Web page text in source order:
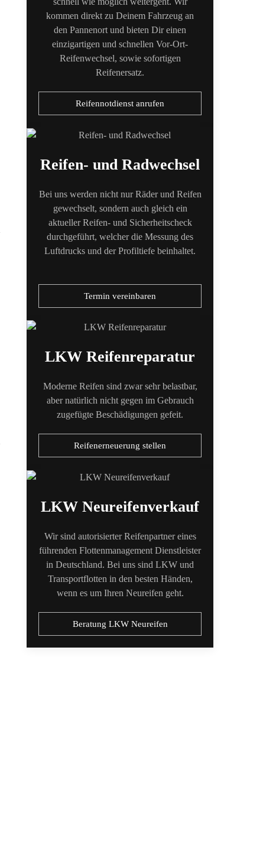
kommen direkt zu Deinem Fahrzeug an
den Pannenort und bieten Dir einen
einzigartigen und schnellen Vor-Ort-
Reifenwechsel, sowie sofortigen
Reifenersatz.
Reifennotdienst anrufen
Reifen- und Radwechsel
Bei uns werden nicht nur Räder und Reifen
gewechselt, sondern auch gleich ein
aktueller Reifen- und Sicherheitscheck
durchgeführt, welcher die Messung des
Luftdrucks und der Profiltiefe beinhaltet.
Termin vereinbaren
LKW Reifenreparatur
Moderne Reifen sind zwar sehr belastbar,
aber natürlich nicht gegen im Gebrauch
zugefügte Beschädigungen gefeit.
Reifenerneuerung stellen
LKW Neureifenverkauf
Wir sind autorisierter Reifenpartner eines
führenden Flottenmanagement Dienstleister
in Deutschland. Bei uns sind LKW und
Transportflotten in den besten Händen,
wenn es um Ihren Neureifen geht.
Beratung LKW Neureifen